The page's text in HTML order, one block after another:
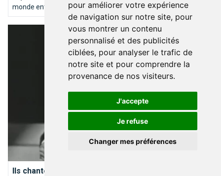
pour améliorer votre expérience
de navigation sur notre site, pour
vous montrer un contenu
personnalisé et des publicités
ciblées, pour analyser le trafic de
notre site et pour comprendre la
provenance de nos visiteurs.
J'accepte
Je refuse
Changer mes préférences
monde entier.
Ils chantent Bruxelles
Ils chantent Bruxelles